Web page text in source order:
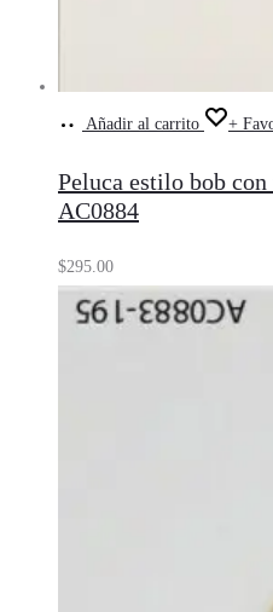
Añadir al carrito +
Peluca estilo bob
AC0884
$295.00